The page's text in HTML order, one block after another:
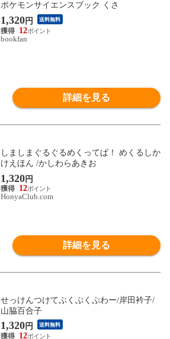
ポケモンサイエンスブック くさ
1,320円 送料無料
12
bookfan
詳細を見る
しましまぐるぐるめくってぱ！ めくるしか
けえほん /かしわらあきお
1,320円
12
HonyaClub.com
詳細を見る
せっけんつけてぶくぶくぷわー/岸田衿子/
山脇百合子
1,320円 送料無料
12